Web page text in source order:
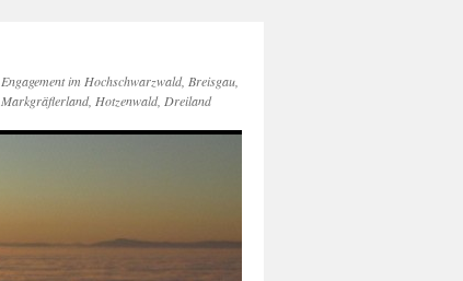
Engagement im Hochschwarzwald, Breisgau,
Markgräflerland, Hotzenwald, Dreiland